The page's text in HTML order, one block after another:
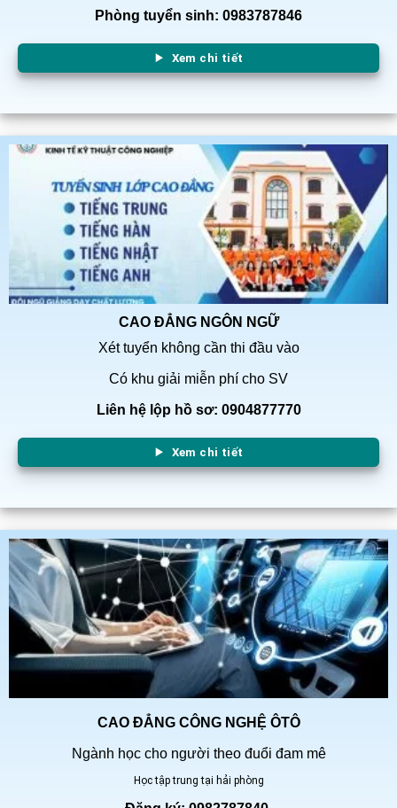
Phòng tuyển sinh: 0983787846
Xem chi tiết
CAO ĐẲNG NGÔN NGỮ
Xét tuyển không cần thi đầu vào
Có khu giải miễn phí cho SV
Liên hệ lộp hồ sơ: 0904877770
Xem chi tiết
CAO ĐẲNG CÔNG NGHỆ ÔTÔ
Ngành học cho người theo đuổi đam mê
Học tập trung tại hải phòng